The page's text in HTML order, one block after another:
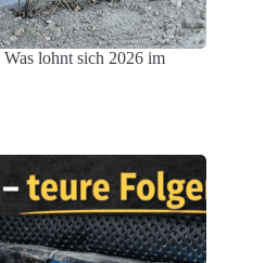
lohnt sich 2026 im